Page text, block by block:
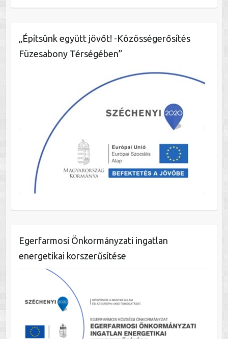
„Építsünk együtt jövőt! -Közösségerősítés
Füzesabony Térségében”
Egerfarmosi Önkormányzati ingatlan
energetikai korszerűsítése